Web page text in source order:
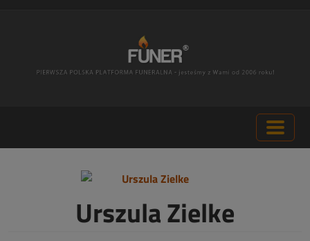
Urszula Zielke